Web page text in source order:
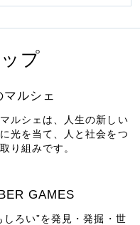
プ
マルシェ
ルシェは、人生の新しい
光を当て、人と社会をつ
り組みです。
GAMES
しろい”を発見・発掘・世